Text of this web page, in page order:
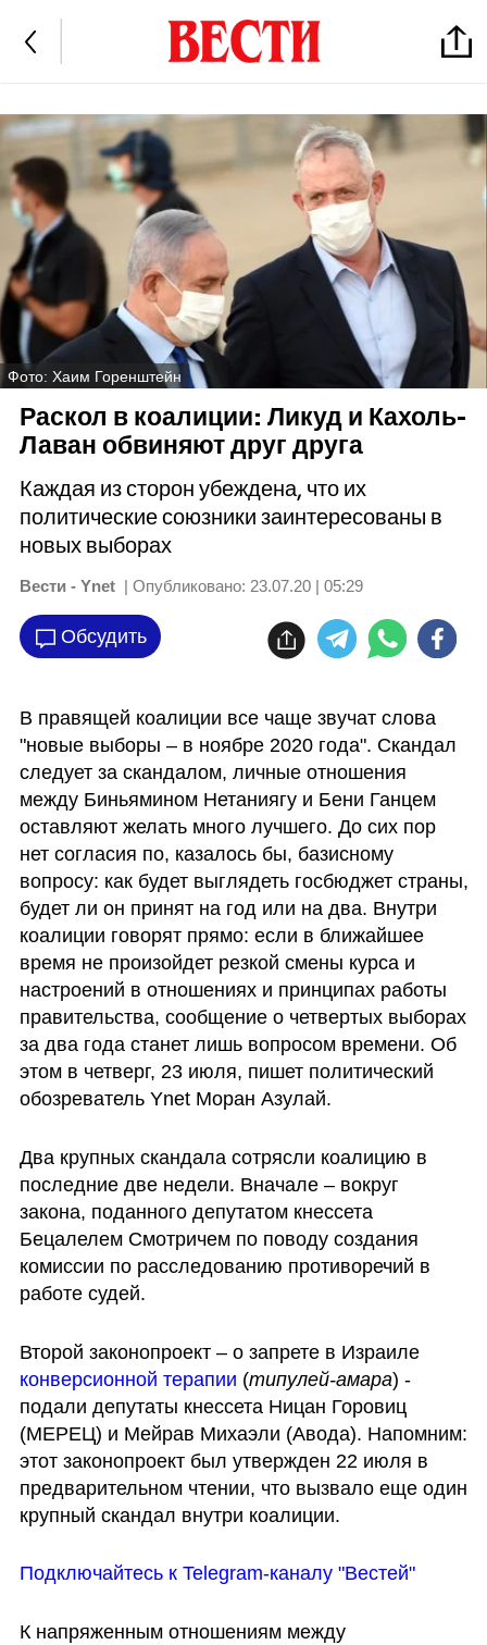
Фото: Хаим Горенштейн
Раскол в коалиции: Ликуд и Кахоль-
Лаван обвиняют друг друга
Каждая из сторон убеждена, что их
политические союзники заинтересованы в
новых выборах
Вести - Ynet | Опубликовано: 23.07.20 | 05:29
Обсудить
В правящей коалиции все чаще звучат слова
"новые выборы – в ноябре 2020 года". Скандал
следует за скандалом, личные отношения
между Биньямином Нетаниягу и Бени Ганцем
оставляют желать много лучшего. До сих пор
нет согласия по, казалось бы, базисному
вопросу: как будет выглядеть госбюджет страны,
будет ли он принят на год или на два. Внутри
коалиции говорят прямо: если в ближайшее
время не произойдет резкой смены курса и
настроений в отношениях и принципах работы
правительства, сообщение о четвертых выборах
за два года станет лишь вопросом времени. Об
этом в четверг, 23 июля, пишет политический
обозреватель Ynet Моран Азулай.
Два крупных скандала сотрясли коалицию в
последние две недели. Вначале – вокруг
закона, поданного депутатом кнессета
Бецалелем Смотричем по поводу создания
комиссии по расследованию противоречий в
работе судей.
Второй законопроект – о запрете в Израиле
конверсионной терапии (типулей-амара) -
подали депутаты кнессета Ницан Горовиц
(МЕРЕЦ) и Мейрав Михаэли (Авода). Напомним:
этот законопроект был утвержден 22 июля в
предварительном чтении, что вызвало еще один
крупный скандал внутри коалиции.
Подключайтесь к Telegram-каналу "Вестей"
К напряженным отношениям между